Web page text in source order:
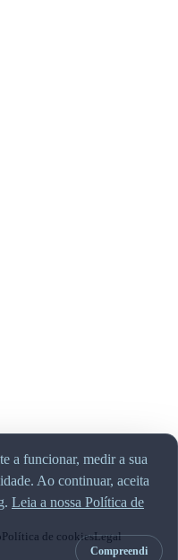
Política de cookiesLegal
a funcionar, medir a sua
Ao continuar, aceita
Leia a nossa Política de
Compreendi